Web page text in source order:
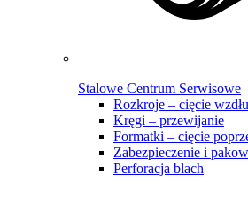
Stalowe Centrum Serwisowe
Rozkroje – cięcie
Kręgi – przewijanie
Formatki – cięcie
Zabezpieczenie i
Perforacja blach